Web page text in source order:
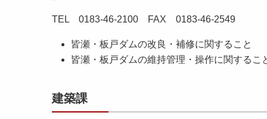
TEL 0183-46-2100 FAX 0183-46-2549
皆瀬・板戸ダムの改良・補修に関すること
皆瀬・板戸ダムの維持管理・操作に関するこ
建築課